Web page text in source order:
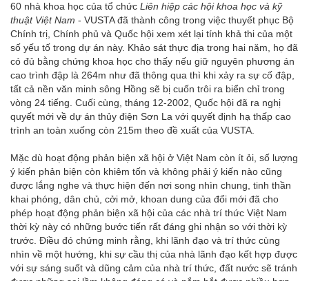
60 nhà khoa học của tổ chức Liên hiệp các hội khoa học và kỹ
thuật Việt Nam - VUSTA đã thành công trong việc thuyết phục Bộ
Chính trị, Chính phủ và Quốc hội xem xét lại tính khả thi của một
số yếu tố trong dự án này. Khảo sát thực địa trong hai năm, họ đã
có đủ bằng chứng khoa học cho thấy nếu giữ nguyên phương án
cao trình đập là 264m như đã thông qua thì khi xảy ra sự cố đập,
tất cả nền văn minh sông Hồng sẽ bị cuốn trôi ra biển chỉ trong
vòng 24 tiếng. Cuối cùng, tháng 12-2002, Quốc hội đã ra nghị
quyết mới về dự án thủy điện Sơn La với quyết định hạ thấp cao
trình an toàn xuống còn 215m theo đề xuất của VUSTA.
Mặc dù hoạt động phản biện xã hội ở Việt Nam còn ít ỏi, số lượng
ý kiến phản biện còn khiêm tốn và không phải ý kiến nào cũng
được lắng nghe và thực hiện đến nơi song nhìn chung, tinh thần
khai phóng, dân chủ, cởi mở, khoan dung của đổi mới đã cho
phép hoạt động phản biện xã hội của các nhà trí thức Việt Nam
thời kỳ này có những bước tiến rất đáng ghi nhận so với thời kỳ
trước. Điều đó chứng minh rằng, khi lãnh đạo và trí thức cùng
nhìn về một hướng, khi sự cầu thị của nhà lãnh đạo kết hợp được
với sự sáng suốt và dũng cảm của nhà trí thức, đất nước sẽ tránh